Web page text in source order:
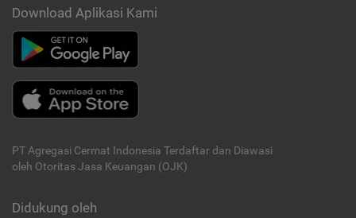
Download Aplikasi Kami
PT Agregasi Cermat Indonesia Terdaftar dan Diawasi
oleh Otoritas Jasa Keuangan (OJK)
Didukung oleh